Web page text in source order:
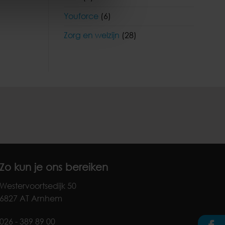
Youforce (6)
Zorg en welzijn (28)
Zo kun je ons bereiken
Westervoortsedijk 50
6827 AT Arnhem
026 - 389 89 00